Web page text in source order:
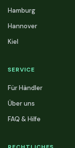
Hamburg
Hannover
Kiel
SERVICE
Für Händler
Über uns
FAQ & Hilfe